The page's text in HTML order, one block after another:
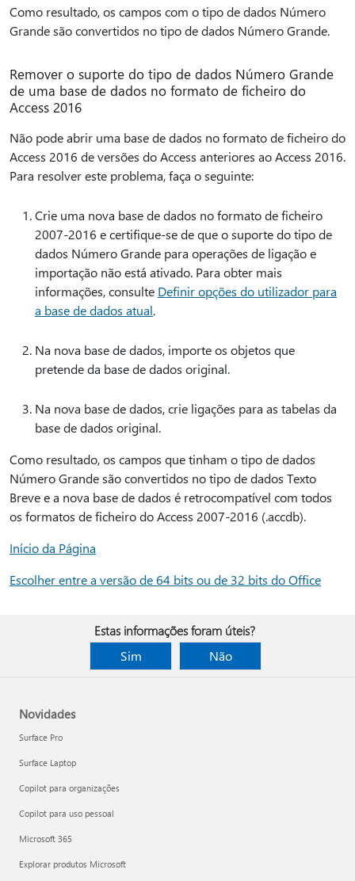
Como resultado, os campos com o tipo de dados Número
Grande são convertidos no tipo de dados Número Grande.
Remover o suporte do tipo de dados Número Grande
de uma base de dados no formato de ficheiro do
Access 2016
Não pode abrir uma base de dados no formato de ficheiro do
Access 2016 de versões do Access anteriores ao Access 2016.
Para resolver este problema, faça o seguinte:
Crie uma nova base de dados no formato de ficheiro
2007-2016 e certifique-se de que o suporte do tipo de
dados Número Grande para operações de ligação e
importação não está ativado. Para obter mais
informações, consulte Definir opções do utilizador para
a base de dados atual.
Na nova base de dados, importe os objetos que
pretende da base de dados original.
Na nova base de dados, crie ligações para as tabelas da
base de dados original.
Como resultado, os campos que tinham o tipo de dados
Número Grande são convertidos no tipo de dados Texto
Breve e a nova base de dados é retrocompatível com todos
os formatos de ficheiro do Access 2007-2016 (.accdb).
Início da Página
Escolher entre a versão de 64 bits ou de 32 bits do Office
Estas informações foram úteis?
Sim
Não
Novidades
Surface Pro
Surface Laptop
Copilot para organizações
Copilot para uso pessoal
Microsoft 365
Explorar produtos Microsoft